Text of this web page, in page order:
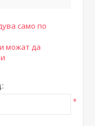
само по
можат да
*